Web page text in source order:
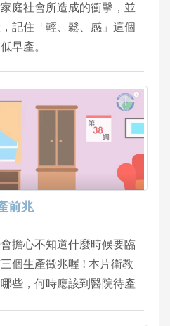
庭社會所造成的衝擊，並
記住「輕、鬆、感」這個
早產。
前兆
擔心不知道什麼時候要臨
個生產徵兆喔 ! 本片衛教
些，何時應該到醫院待產